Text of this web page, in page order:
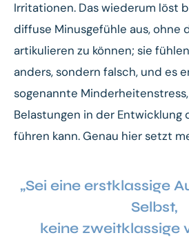
Irritationen. Das wiederum löst
diffuse Minusgefühle aus, ohne
artikulieren zu können; sie
anders, sondern falsch, und es
sogenannte
Belastungen in der Entwicklung
führen kann. Genau hier setzt
„Sei eine erstklassige
Selbst,
keine zweitklassige